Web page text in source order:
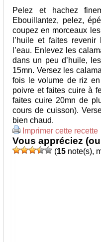
Pelez et hachez
Ebouillantez, pelez,
coupez en morceaux
l’huile et faites
l’eau. Enlevez les
dans un peu d’huile,
15mn. Versez les
fois le volume de riz
poivre et faites cuire à
faites cuire 20mn de
cours de cuisson).
bien chaud.
Imprimer cette recette
Vous appréciez
(15 note(s),